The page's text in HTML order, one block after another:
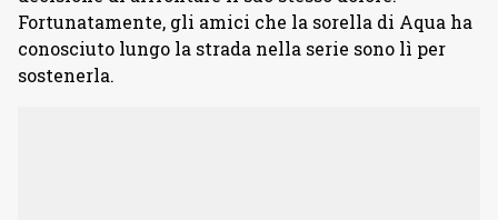
Fortunatamente, gli amici che la sorella di Aqua ha
conosciuto lungo la strada nella serie sono lì per
sostenerla.